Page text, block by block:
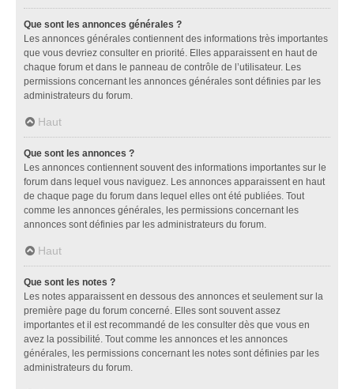
Que sont les annonces générales ?
Les annonces générales contiennent des informations très importantes
que vous devriez consulter en priorité. Elles apparaissent en haut de
chaque forum et dans le panneau de contrôle de l’utilisateur. Les
permissions concernant les annonces générales sont définies par les
administrateurs du forum.
Haut
Que sont les annonces ?
Les annonces contiennent souvent des informations importantes sur le
forum dans lequel vous naviguez. Les annonces apparaissent en haut
de chaque page du forum dans lequel elles ont été publiées. Tout
comme les annonces générales, les permissions concernant les
annonces sont définies par les administrateurs du forum.
Haut
Que sont les notes ?
Les notes apparaissent en dessous des annonces et seulement sur la
première page du forum concerné. Elles sont souvent assez
importantes et il est recommandé de les consulter dès que vous en
avez la possibilité. Tout comme les annonces et les annonces
générales, les permissions concernant les notes sont définies par les
administrateurs du forum.